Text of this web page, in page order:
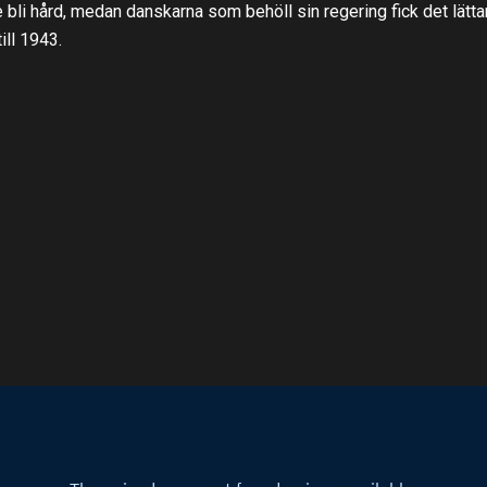
bli hård, medan danskarna som behöll sin regering fick det
1943.